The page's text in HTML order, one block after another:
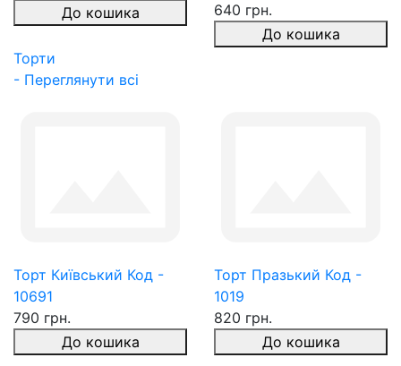
До кошика
640 грн.
До кошика
Торти
- Переглянути всі
Торт Київський Код -
10691
790 грн.
До кошика
Торт Празький Код -
1019
820 грн.
До кошика